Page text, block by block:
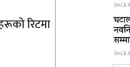
रिटमा
२०८३
२०८३